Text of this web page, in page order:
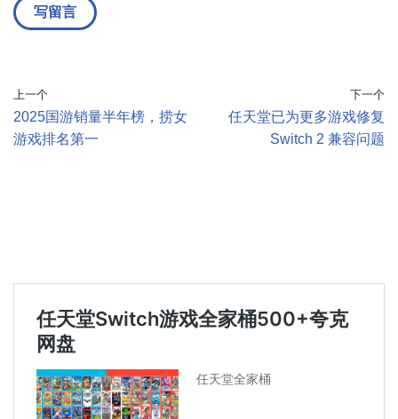
上一个
2025国游销量半年榜，捞女
游戏排名第一
下一个
任天堂已为更多游戏修复
Switch 2 兼容问题